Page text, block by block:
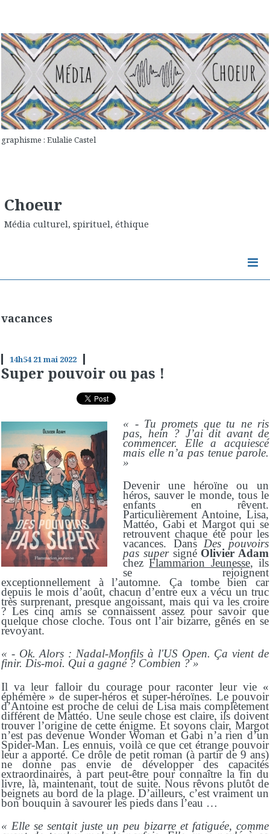
graphisme : Eulalie Castel
Choeur
Média culturel, spirituel, éthique
vacances
14h54 21mai 2022
Super pouvoir ou pas !
« - Tu promets que tu ne ris
pas, hein ? J’ai dit avant de
commencer. Elle a acquiescé
mais elle n’a pas tenue parole.
»
Devenir une héroïne ou un
héros, sauver le monde, tous le
enfants en rêvent.
Particulièrement Antoine, Lisa,
Mattéo, Gabi et Margot qui se
retrouvent chaque été pour les
vacances. Dans Des pouvoirs
pas super signé Olivier Adam
chezFlammarion Jeunesse, ils
se rejoignent
exceptionnellement à l’automne. Ça tombe bien car
depuis le mois d’août, chacun d’entre eux a vécu un truc
très surprenant, presque angoissant, mais qui va les croire
? Les cinq amis se connaissent assez pour savoir que
quelque chose cloche. Tous ont l’air bizarre, gênés en se
revoyant.
« - Ok. Alors : Nadal-Monfils à l'US Open. Ça vient de
finir. Dis-moi. Qui a gagné ? Combien ? »
Il va leur falloir du courage pour raconter leur vie «
éphémère » de super-héros et super-héroïnes. Le pouvoir
d’Antoine est proche de celui de Lisa mais complètement
différent de Mattéo. Une seule chose est claire, ils doivent
trouver l’origine de cette énigme. Et soyons clair, Margot
n’est pas devenue Wonder Woman et Gabi n’a rien d’un
Spider-Man. Les ennuis, voilà ce que cet étrange pouvoir
leur a apporté. Ce drôle de petit roman (à partir de 9 ans)
ne donne pas envie de développer des capacités
extraordinaires, à part peut-être pour connaître la fin du
livre, là, maintenant, tout de suite. Nous rêvons plutôt de
beignets au bord de la plage. D’ailleurs, c’est vraiment un
bon bouquin à savourer les pieds dans l’eau …
« Elle se sentait juste un peu bizarre et fatiguée, comme